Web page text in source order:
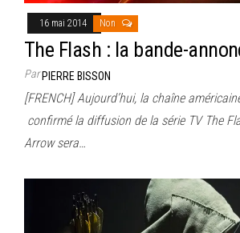
16 mai 2014 Non
The Flash : la bande-
ParPIERRE BISSON
[FRENCH] Aujourd’hui, la chaîne
confirmé la diffusion de la série TV The
Arrow sera…